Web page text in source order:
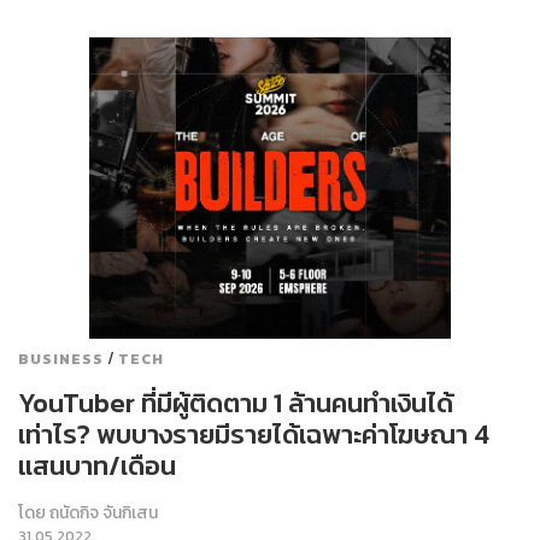
BUSINESS / TECH
YouTuber ที่มีผู้ติดตาม 1 ล้านคนทำเงินได้
เท่าไร? พบบางรายมีรายได้เฉพาะค่าโฆษณา 4
แสนบาท/เดือน
โดยถนัดกิจ จันกิเสน